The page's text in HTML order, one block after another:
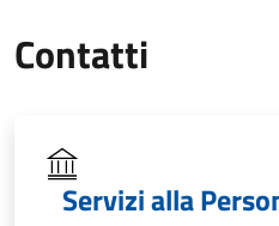
Contatti
Servizi alla